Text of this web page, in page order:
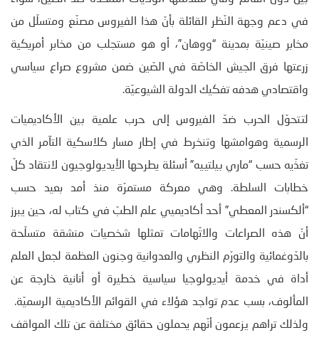
في دعم وجهة النّظر القائلة بأنّ هذا الفيروس مصنّع ومتسلّل من
مخابر صينيّة بمدينة “ووهان”، أو هو مستجلب من مخابر أمريكية
زرعتها فرق الجيش الخاصّة في الصّين ضمن مشروع صراع سياسي
واقتصادي هدفه تفكيك الدولة الشيوعيّة.
لتتحوّل الحرب ضدّ الفيروس إلى حرب علمية بين الأكاديميات
الرسمية وهوامشها وتنخرط في إطار مسار كلاسكية التآمر الذي
تغذّيه حسب “ماري بيلتييه” أسئلة يطرحها الأيديولوجيون لانتقاد كلّ
خطابات السلطة. وهي معركة مستمرّة منذ أمد بعيد حسب
“ألكسندر المعطي” أحد أكاديميي علم الطبّ في كتاب له، حين يبرز
أنّ هذه الصراعات والاتّهامات تمثلها شخصيات منشقة متسلّحة
بالدّوغمائية والتورّم النظري والعدوانية وجنون العظمة لجعل العلم
أداة في خدمة أيديولوجيا سياسية خطيرة أو أنانية خارجة عن
المألوف، بسب عدم تواجد هؤلاء في القوائم الأكاديمية الرسميّة.
ولذلك تراهم يزعمون أنّهم يحملون حقائق مختلفة عن تلك المواقف